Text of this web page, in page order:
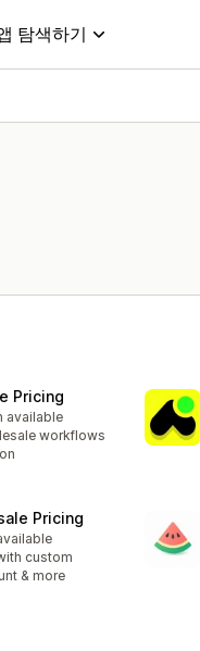
탐색하기
Pricing
available
workflows
Pricing
custom
& more